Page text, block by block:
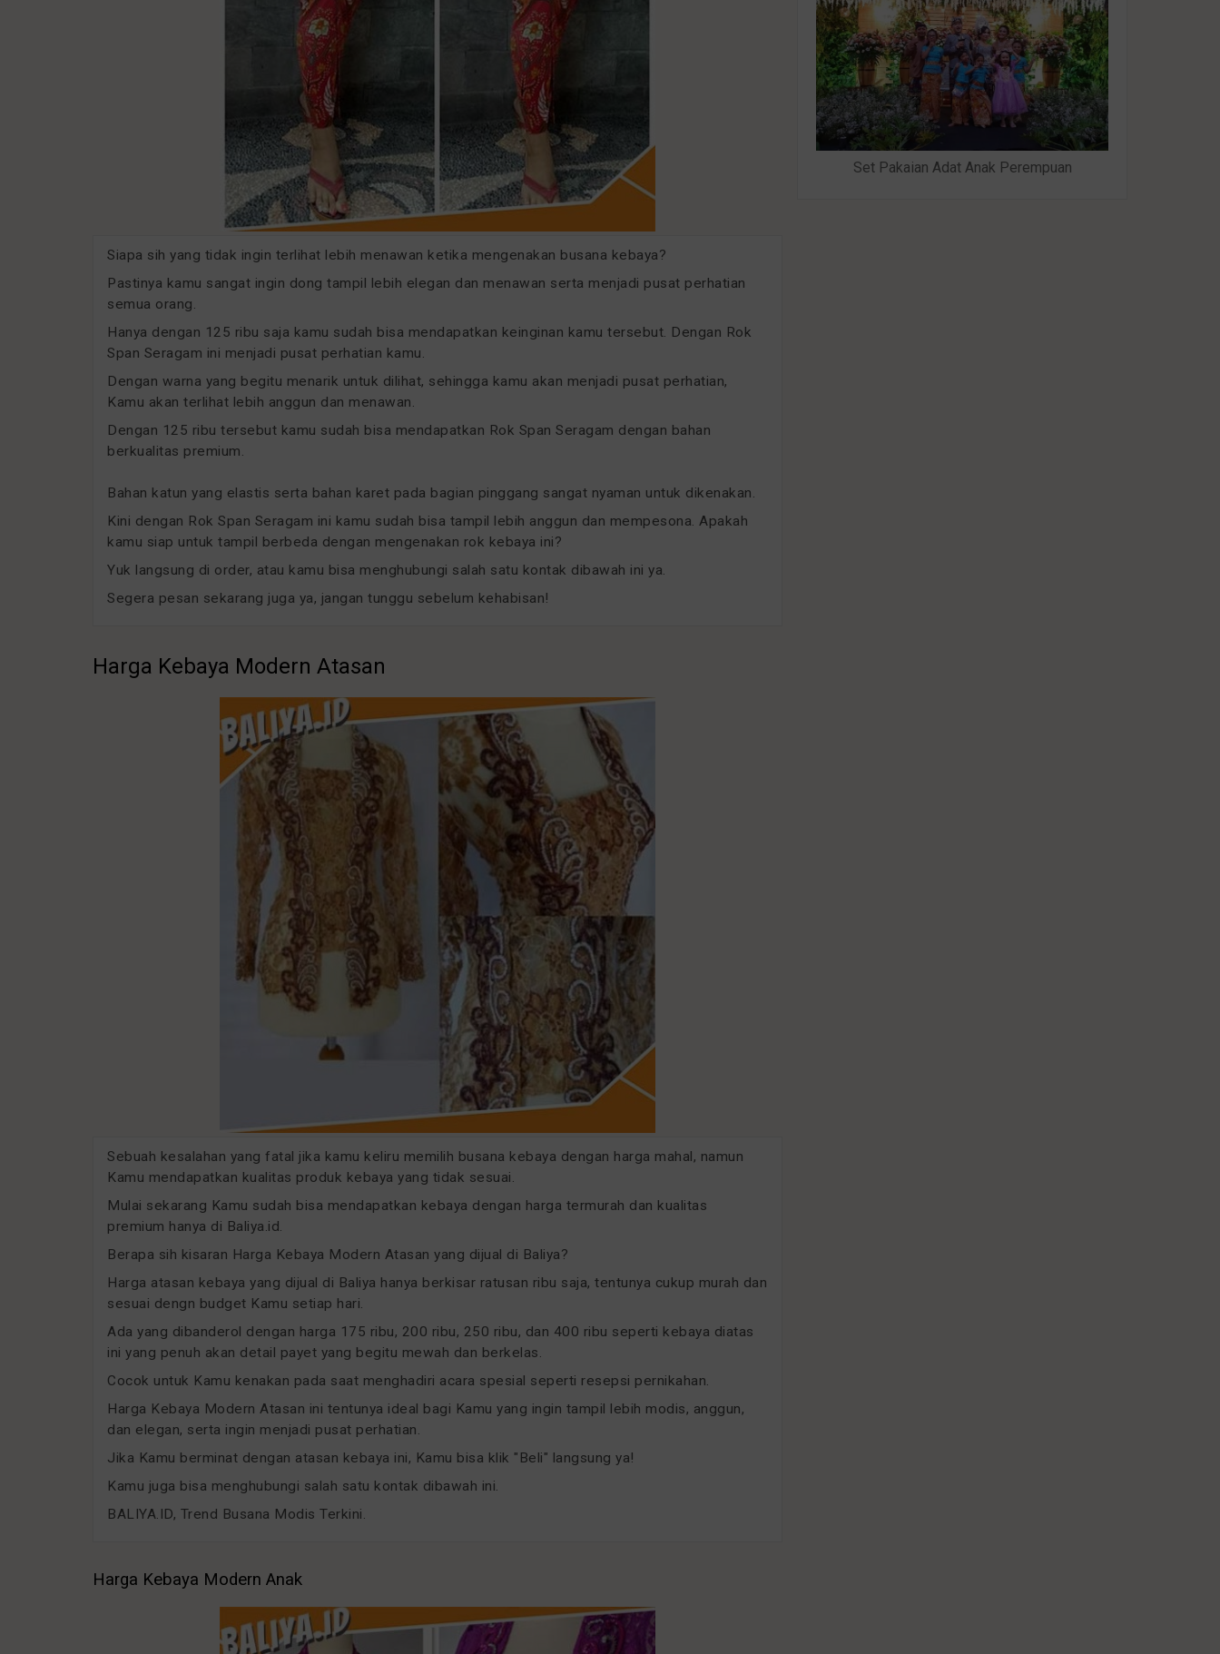
Siapa sih yang tidak ingin terlihat lebih menawan ketika mengenakan busana kebaya?
Pastinya kamu sangat ingin dong tampil lebih elegan dan menawan serta menjadi pusat perhatian
semua orang.
Hanya dengan 125 ribu saja kamu sudah bisa mendapatkan keinginan kamu tersebut. Dengan Rok
Span Seragam ini menjadi pusat perhatian kamu.
Dengan warna yang begitu menarik untuk dilihat, sehingga kamu akan menjadi pusat perhatian,
Kamu akan terlihat lebih anggun dan menawan.
Dengan 125 ribu tersebut kamu sudah bisa mendapatkan Rok Span Seragam dengan bahan
berkualitas premium.
Bahan katun yang elastis serta bahan karet pada bagian pinggang sangat nyaman untuk dikenakan.
Kini dengan Rok Span Seragam ini kamu sudah bisa tampil lebih anggun dan mempesona. Apakah
kamu siap untuk tampil berbeda dengan mengenakan rok kebaya ini?
Yuk langsung di order, atau kamu bisa menghubungi salah satu kontak dibawah ini ya.
Segera pesan sekarang juga ya, jangan tunggu sebelum kehabisan!
Harga Kebaya Modern Atasan
Sebuah kesalahan yang fatal jika kamu keliru memilih busana kebaya dengan harga mahal, namun
Kamu mendapatkan kualitas produk kebaya yang tidak sesuai.
Mulai sekarang Kamu sudah bisa mendapatkan kebaya dengan harga termurah dan kualitas
premium hanya di Baliya.id.
Berapa sih kisaran Harga Kebaya Modern Atasan yang dijual di Baliya?
Harga atasan kebaya yang dijual di Baliya hanya berkisar ratusan ribu saja, tentunya cukup murah dan
sesuai dengn budget Kamu setiap hari.
Ada yang dibanderol dengan harga 175 ribu, 200 ribu, 250 ribu, dan 400 ribu seperti kebaya diatas
ini yang penuh akan detail payet yang begitu mewah dan berkelas.
Cocok untuk Kamu kenakan pada saat menghadiri acara spesial seperti resepsi pernikahan.
Harga Kebaya Modern Atasan ini tentunya ideal bagi Kamu yang ingin tampil lebih modis, anggun,
dan elegan, serta ingin menjadi pusat perhatian.
Jika Kamu berminat dengan atasan kebaya ini, Kamu bisa klik "Beli" langsung ya!
Kamu juga bisa menghubungi salah satu kontak dibawah ini.
BALIYA.ID, Trend Busana Modis Terkini.
Harga Kebaya Modern Anak
Set Pakaian Adat Anak Perempuan